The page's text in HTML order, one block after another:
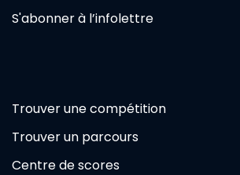
S'abonner à l’infolettre
Trouver une compétition
Trouver un parcours
Centre de scores